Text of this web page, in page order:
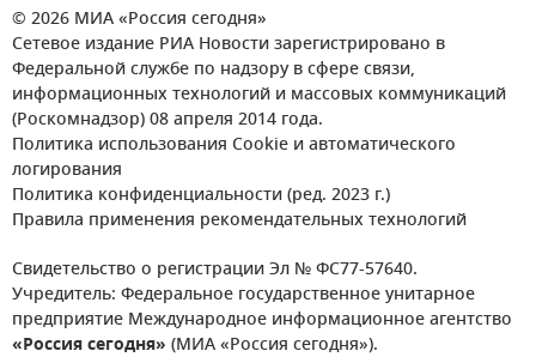
© 2026 МИА «Россия сегодня»
Сетевое издание РИА Новости зарегистрировано в
Федеральной службе по надзору в сфере связи,
информационных технологий и массовых коммуникаций
(Роскомнадзор) 08 апреля 2014 года.
Политика использования Cookie и автоматического
логирования
Политика конфиденциальности (ред. 2023 г.)
Правила применения рекомендательных технологий
Свидетельство о регистрации Эл № ФС77-57640.
Учредитель: Федеральное государственное унитарное
предприятие Международное информационное агентство
«Россия сегодня» (МИА «Россия сегодня»).